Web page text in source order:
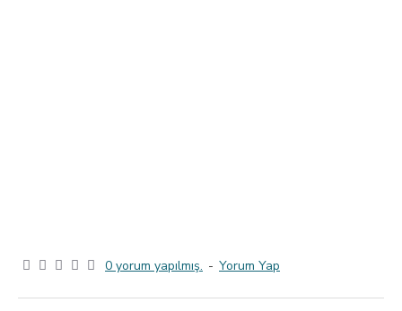
0 yorum yapılmış. - Yorum Yap